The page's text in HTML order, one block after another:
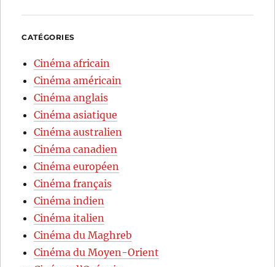
CATÉGORIES
Cinéma africain
Cinéma américain
Cinéma anglais
Cinéma asiatique
Cinéma australien
Cinéma canadien
Cinéma européen
Cinéma français
Cinéma indien
Cinéma italien
Cinéma du Maghreb
Cinéma du Moyen-Orient